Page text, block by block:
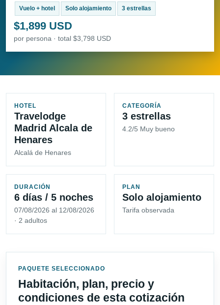
Vuelo + hotel Solo alojamiento 3 estrellas
$1,899 USD
por persona · total $3,798 USD
HOTEL
Travelodge
Madrid Alcala de
Henares
Alcalá de Henares
CATEGORÍA
3 estrellas
4.2/5 Muy bueno
DURACIÓN
6 días / 5 noches
07/08/2026 al 12/08/2026
· 2 adultos
PLAN
Solo alojamiento
Tarifa observada
PAQUETE SELECCIONADO
Habitación, plan, precio y
condiciones de esta cotización